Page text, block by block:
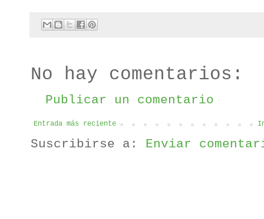
No hay comentarios:
Publicar un comentario
Entrada más reciente
Suscribirse a: Enviar